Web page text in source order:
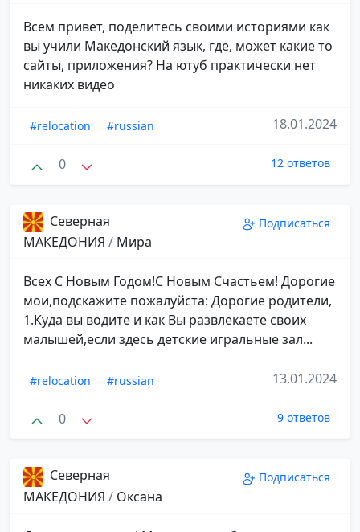
Всем привет, поделитесь своими историями как
вы учили Македонский язык, где, может какие то
сайты, приложения? На ютуб практически нет
никаких видео
#relocation #russian 18.01.2024
0 12 ответов
Северная
МАКЕДОНИЯ / Мира
Подписаться
Всех С Новым Годом!С Новым Счастьем! Дорогие
мои,подскажите пожалуйста: Дорогие родители,
1.Куда вы водите и как Вы развлекаете своих
малышей,если здесь детские игральные зал...
#relocation #russian 13.01.2024
0 9 ответов
Северная
МАКЕДОНИЯ / Оксана
Подписаться